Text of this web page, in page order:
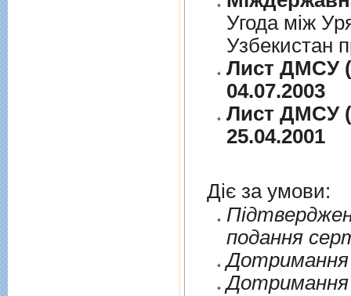
Угода між
Узбекистан
Лист ДМСУ
04.07.2003
Лист ДМСУ
25.04.2001
Діє за умови:
подання
Дотримання
Дотримання